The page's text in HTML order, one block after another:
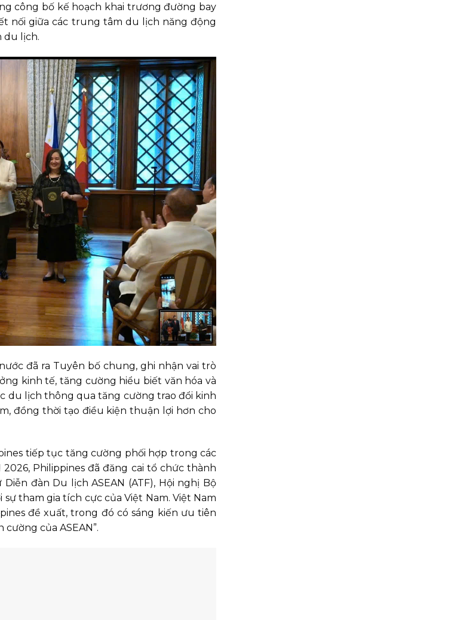
công bố kế hoạch khai trương đường bay
nối giữa các trung tâm du lịch năng động
du lịch.
đã ra Tuyên bố chung, ghi nhận vai trò
kinh tế, tăng cường hiểu biết văn hóa và
du lịch thông qua tăng cường trao đổi kinh
đồng thời tạo điều kiện thuận lợi hơn cho
tiếp tục tăng cường phối hợp trong các
Philippines đã đăng cai tổ chức thành
đàn Du lịch ASEAN (ATF), Hội nghị Bộ
tham gia tích cực của Việt Nam. Việt Nam
đề xuất, trong đó có sáng kiến ưu tiên
của ASEAN”.